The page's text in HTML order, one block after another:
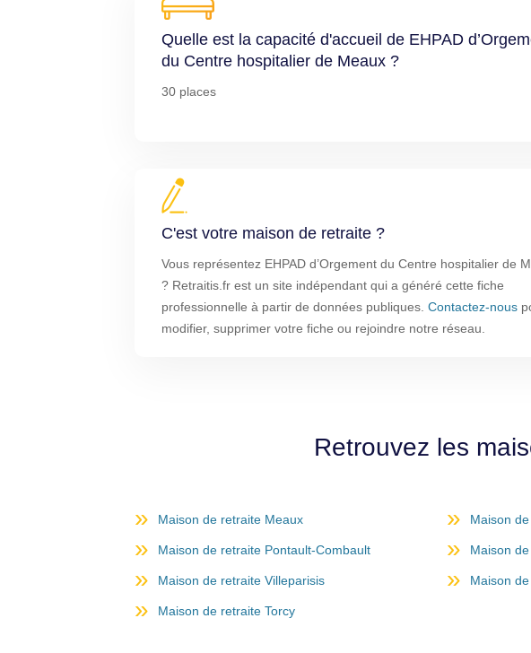
Quelle est la capacité d'accueil de EHPAD
du Centre hospitalier de Meaux ?
30 places
C'est votre maison de retraite ?
Vous représentez EHPAD d’Orgement du Centre hospitalier de
? Retraitis.fr est un site indépendant qui a généré cette fiche
professionnelle à partir de données publiques. Contactez-nous
modifier, supprimer votre fiche ou rejoindre notre réseau.
Retrouvez les
Maison de retraite Meaux Maison
Maison de retraite Pontault-Combault Maison
Maison de retraite Villeparisis Maison
Maison de retraite Torcy